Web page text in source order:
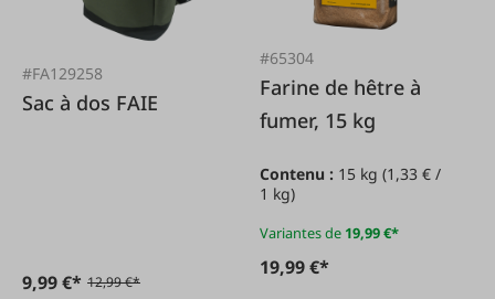
#FA129258
Sac à dos FAIE
9,99 €* 12,99 €*
#65304
Farine de hêtre à
fumer, 15 kg
Contenu : 15 kg(1,33 € /
1 kg)
Variantes de 19,99 €*
19,99 €*